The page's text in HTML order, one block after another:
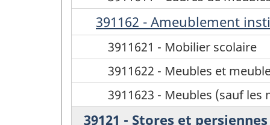
391162 - Ameublement
3911621 - Mobilier scolaire
3911622 - Meubles et
3911623 - Meubles (sauf
39121 - Stores et persiennes